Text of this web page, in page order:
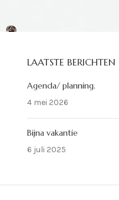
LAATSTE BERICHTEN
Agenda/ planning.
4 mei 2026
Bijna vakantie
6 juli 2025